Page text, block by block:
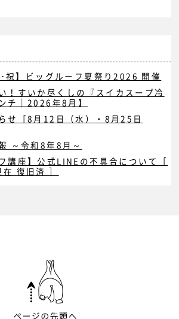
祝】ビッグルーフ夏祭り2026 開催
！すいか尽くしの『スイカスープ冷
チ｜2026年8月】
せ［8月12日（水）・8月25日
～令和8年8月～
講座】公式LINEの不具合について［
復旧済 ］